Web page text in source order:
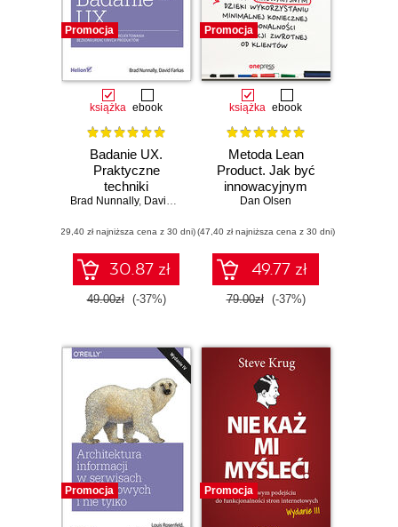
Promocja
książka ebook
Badanie UX.
Praktyczne
techniki
projektowania
produktów
Brad Nunnally, David Farkas
(29,40 zł najniższa cena z 30 dni)
30.87 zł
49.00zł (-37%)
Promocja
książka ebook
Metoda Lean
Product. Jak być
innowacyjnym
dzięki
minimalnej
koniecznej
funkcjonalności i
informacji zwrotnej
od klientów
Dan Olsen
(47,40 zł najniższa cena z 30 dni)
49.77 zł
79.00zł (-37%)
Promocja Promocja